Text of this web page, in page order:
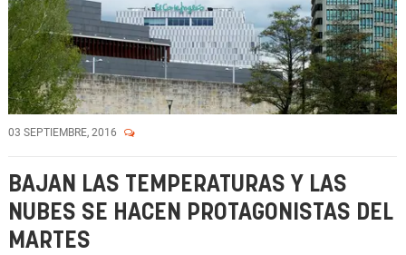
03 SEPTIEMBRE, 2016
BAJAN LAS TEMPERATURAS Y LAS
NUBES SE HACEN PROTAGONISTAS DEL
MARTES